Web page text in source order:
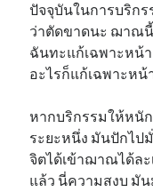
ปัจจุบันในการบริก
ว่าตัดขาดนะ ฌาณนี้
ฉันทะแก้เฉพาะหน้
อะไรก็แก้เฉพาะหน้
หากบริกรรมให้หนั
ระยะหนึ่ง มันปักไป
จิตได้เข้าฌาณได้ล
แล้ว นี่ความสงบ มั